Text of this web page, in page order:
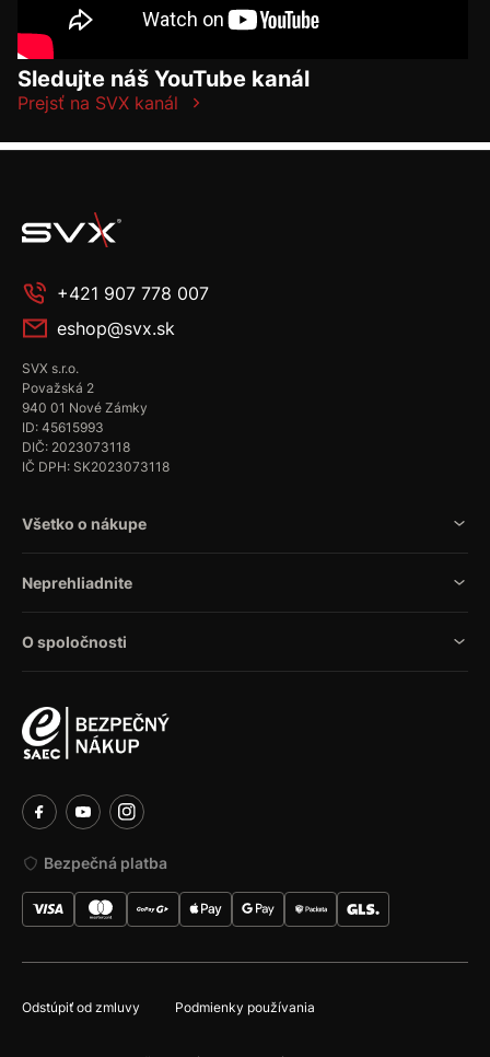
Sledujte náš YouTube kanál
Prejsť na SVX kanál
+421 907 778 007
eshop@svx.sk
SVX s.r.o.
Považská 2
940 01 Nové Zámky
ID: 45615993
DIČ: 2023073118
IČ DPH: SK2023073118
Všetko o nákupe
Neprehliadnite
O spoločnosti
Bezpečná platba
Odstúpiť od zmluvy Podmienky používania